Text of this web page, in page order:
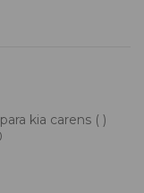
kia carens ( )